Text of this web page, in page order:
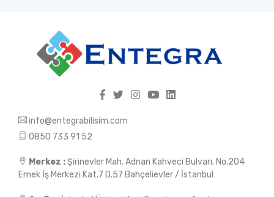
info@entegrabilisim.com
0850 733 91 52
Merkez :Şirinevler Mah. Adnan Kahveci Bulvarı. No.204
Emek İş Merkezi Kat.7 D.57 Bahçelievler / İstanbul